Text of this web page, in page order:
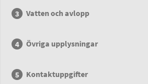
Vatten och avlopp
Övriga upplysningar
Kontaktuppgifter